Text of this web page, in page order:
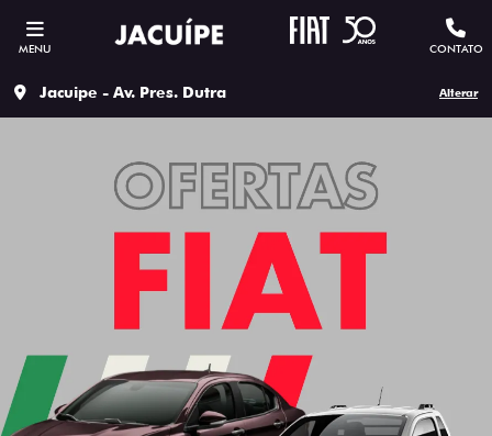
MENU CONTATO
Jacuipe - Av. Pres. Dutra Alterar